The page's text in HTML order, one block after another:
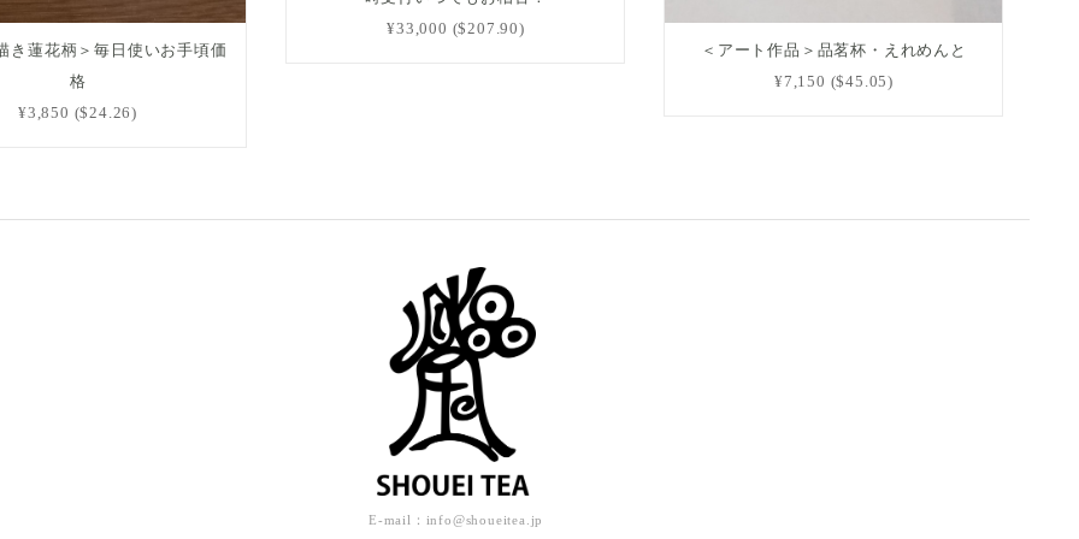
き蓮花柄＞毎日使いお手頃価
格
¥3,850 ($24.26)
¥33,000 ($207.90)
＜アート作品＞品茗杯・えれめんと
¥7,150 ($45.05)
E-mail： info@shoueitea.jp